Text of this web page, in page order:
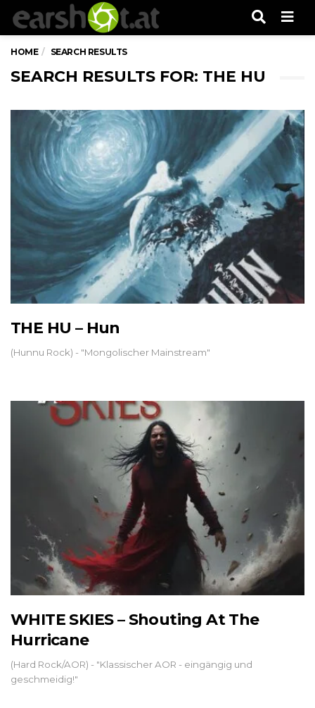
HOME SEARCH RESULTS
SEARCH RESULTS FOR: THE HU
THE HU – Hun
(Hunnu Rock) - "Mongolischer Mainstream"
WHITE SKIES – Shouting At The
Hurricane
(Hard Rock/AOR) - "Klassischer AOR - eingängig und
geschmeidig!"